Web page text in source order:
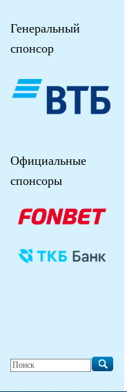
Генеральный
спонсор
Официальные
спонсоры